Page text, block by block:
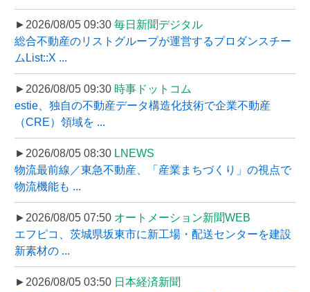
►2026/08/05 09:30 毎日新聞デジタル
総合不動産のリストグループが運営するプロダンスチー
ムList::X ...
►2026/08/05 09:30 時事ドットコム
estie、独自の不動産データ構造化技術で企業不動産
（CRE）領域を ...
►2026/08/05 08:30 LNEWS
物流最前線／東急不動産、「産業まちづくり」の視点で
物流機能も ...
►2026/08/05 07:50 オートメーション新聞WEB
エフピコ、茨城県坂東市に新工場・配送センターを建設
新素材の ...
►2026/08/05 03:50 日本経済新聞